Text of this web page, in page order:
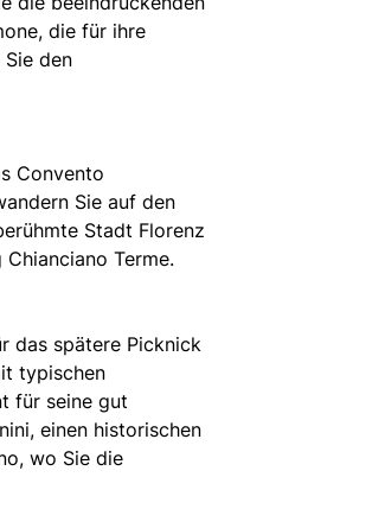
die für ihre
den
Convento
Sie auf den
Stadt Florenz
Terme.
das spätere Picknick
typischen
für seine gut
einen historischen
wo Sie die